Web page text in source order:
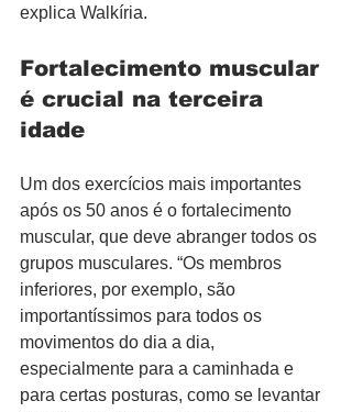
explica Walkíria.
Fortalecimento muscular
é crucial na terceira
idade
Um dos exercícios mais importantes
após os 50 anos é o fortalecimento
muscular, que deve abranger todos os
grupos musculares. “Os membros
inferiores, por exemplo, são
importantíssimos para todos os
movimentos do dia a dia,
especialmente para a caminhada e
para certas posturas, como se levantar